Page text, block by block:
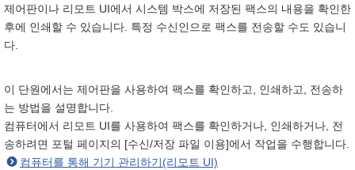
제어판이나 리모트 UI에서 시스템 박스에 저장된 팩스의 내용을 확인한
후에 인쇄할 수 있습니다. 특정 수신인으로 팩스를 전송할 수도 있습니
다.
이 단원에서는 제어판을 사용하여 팩스를 확인하고, 인쇄하고, 전송하
는 방법을 설명합니다.
컴퓨터에서 리모트 UI를 사용하여 팩스를 확인하거나, 인쇄하거나, 전
송하려면 포털 페이지의 [수신/저장 파일 이용]에서 작업을 수행합니다.
컴퓨터를 통해 기기 관리하기(리모트 UI)